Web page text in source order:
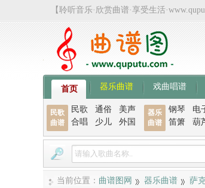
【聆听音乐·欣赏曲谱·享受生活
首页 器乐曲谱 戏曲唱谱
民歌
曲谱
民歌 通俗
美声
合唱
少儿 外国
器乐
曲谱
钢琴 电
笛箫
葫
当前位置： 曲谱图网 器乐曲谱 萨